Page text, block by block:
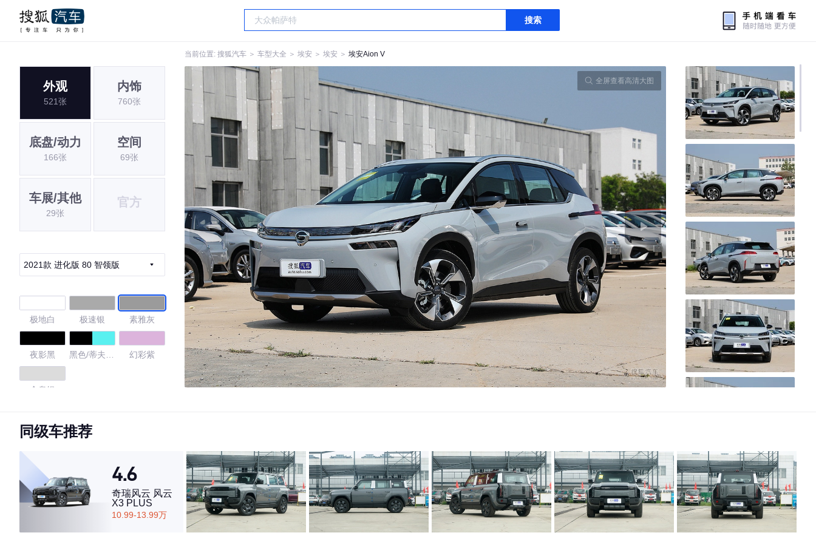
搜索
当前位置: 搜狐汽车 ＞ 车型大全 ＞ 埃安 ＞ 埃安 ＞ 埃安Aion V
外观
521张
内饰
760张
底盘/动力
166张
空间
69张
车展/其他
29张
官方
2021款 进化版 80 智领版
极地白 极速银 素雅灰
夜影黑
黑色/蒂夫尼
幻彩紫
全息银
4.76
·外观表现一般，低于59%同级车
·内饰表现较为优秀，优于56%同级车
·空间表现较为优秀，优于80%同级车
全屏查看高清大图
同级车推荐
4.6
奇瑞风云 风云
X3 PLUS
10.99-13.99万